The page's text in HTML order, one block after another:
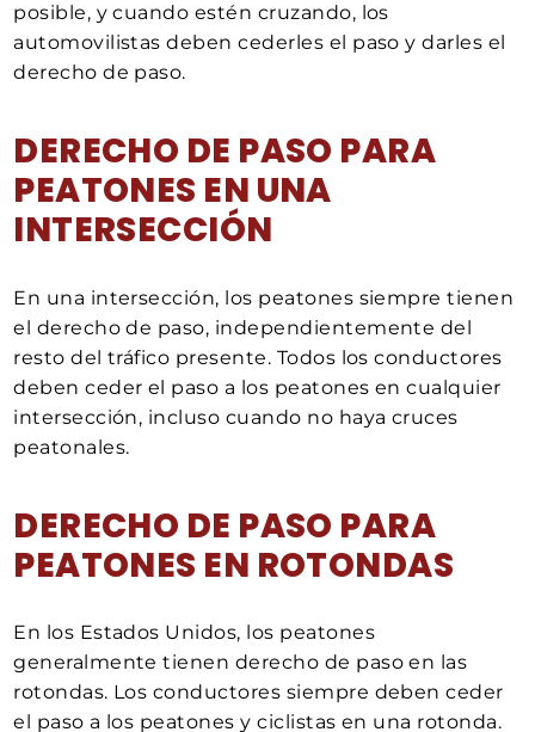
posible, y cuando estén cruzando, los
automovilistas deben cederles el paso y darles el
derecho de paso.
DERECHO DE PASO PARA
PEATONES EN UNA
INTERSECCIÓN
En una intersección, los peatones siempre tienen
el derecho de paso, independientemente del
resto del tráfico presente. Todos los conductores
deben ceder el paso a los peatones en cualquier
intersección, incluso cuando no haya cruces
peatonales.
DERECHO DE PASO PARA
PEATONES EN ROTONDAS
En los Estados Unidos, los peatones
generalmente tienen derecho de paso en las
rotondas. Los conductores siempre deben ceder
el paso a los peatones y ciclistas en una rotonda.